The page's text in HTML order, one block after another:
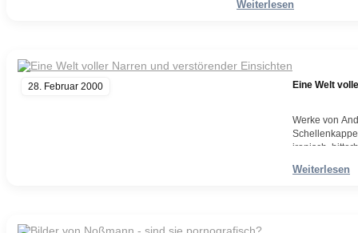
Weiterlesen
Weiterlesen
28. Februar 2000 Eine Welt
Werke von
ironisch,
Weiterlesen
Weiterlesen